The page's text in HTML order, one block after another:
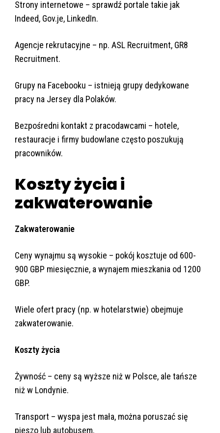
Strony internetowe – sprawdź portale takie jak
Indeed, Gov.je, LinkedIn.
Agencje rekrutacyjne – np. ASL Recruitment, GR8
Recruitment.
Grupy na Facebooku – istnieją grupy dedykowane
pracy na Jersey dla Polaków.
Bezpośredni kontakt z pracodawcami – hotele,
restauracje i firmy budowlane często poszukują
pracowników.
Koszty życia i
zakwaterowanie
Zakwaterowanie
Ceny wynajmu są wysokie – pokój kosztuje od 600-
900 GBP miesięcznie, a wynajem mieszkania od 1200
GBP.
Wiele ofert pracy (np. w hotelarstwie) obejmuje
zakwaterowanie.
Koszty życia
Żywność – ceny są wyższe niż w Polsce, ale tańsze
niż w Londynie.
Transport – wyspa jest mała, można poruszać się
pieszo lub autobusem.